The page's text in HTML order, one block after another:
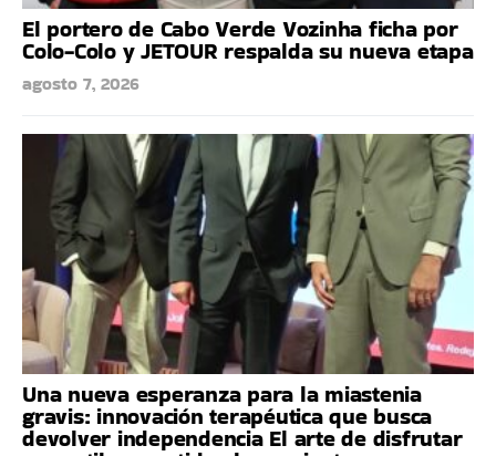
El portero de Cabo Verde Vozinha ficha por
Colo-Colo y JETOUR respalda su nueva etapa
agosto 7, 2026
Una nueva esperanza para la miastenia
gravis: innovación terapéutica que busca
devolver independencia El arte de disfrutar